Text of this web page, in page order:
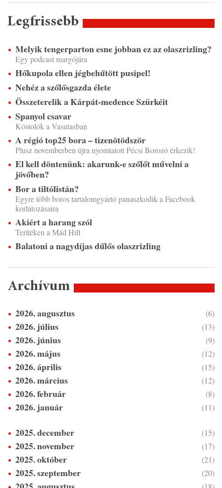
Legfrissebb
Melyik tengerparton esne jobban ez az olaszrizling?
Egy podcast margójára
Hőkupola ellen jégbehűtött pusipel!
Nehéz a szőlősgazda élete
Összeterelik a Kárpát-medence Szürkéit
Spanyol csavar
Kóstolók a Vasutasban
A régió top25 bora – tizenötödször
Plusz novemberben újra nyomtatott Pécsi Borozó érkezik!
El kell döntenünk: akarunk-e szőlőt művelni a
jövőben?
Bor a tiltólistán?
Egyre több boros tartalomgyártó panaszkodik a Facebook
korlátozásaira
Akiért a harang szól
Terítéken a Mád Hill
Balatoni a nagydíjas dűlős olaszrizling
Archívum
2026. augusztus (6)
2026. július (13)
2026. június (9)
2026. május (12)
2026. április (15)
2026. március (12)
2026. február (8)
2026. január (11)
2025. december (15)
2025. november (17)
2025. október (21)
2025. szeptember (20)